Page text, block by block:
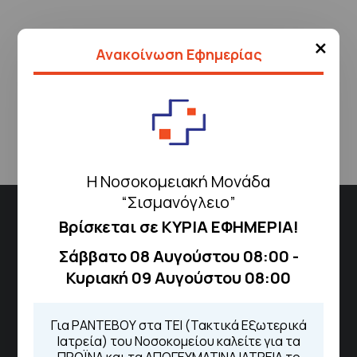
×
Ανακοίνωση Εφημερίας
Η Νοσοκομειακή Μονάδα
“Σισμανόγλειο”
Βρίσκεται σε ΚΥΡΙΑ ΕΦΗΜΕΡΙΑ!
Σάββατο 08 Αυγούστου 08:00 -
Κυριακή 09 Αυγούστου 08:00
Για ΡΑΝΤΕΒΟΥ στα ΤΕΙ (Τακτικά Εξωτερικά
Ιατρεία) του Νοσοκομείου καλείτε για τα
Διεύθυνση
Σισμανόγλειου 1,
Μαρούσι 151 26,Χάρτης
Πως να έρθετε με ΜΜΜ